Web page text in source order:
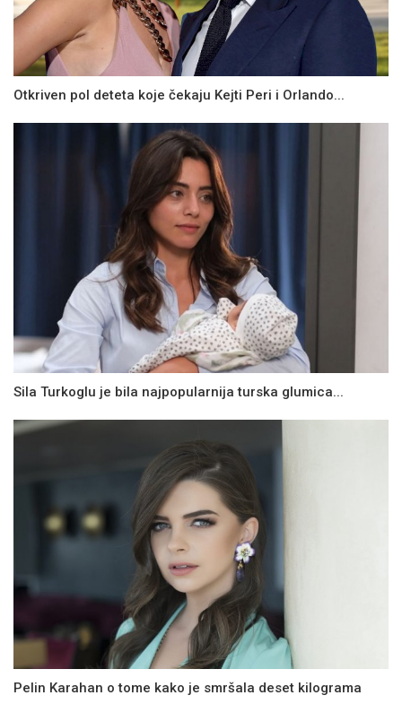
Otkriven pol deteta koje čekaju Kejti Peri i Orlando...
Sila Turkoglu je bila najpopularnija turska glumica...
Pelin Karahan o tome kako je smršala deset kilograma